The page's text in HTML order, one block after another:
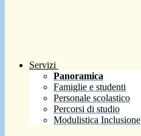
Servizi
Panoramica
Famiglie e studenti
Personale scolastico
Percorsi di studio
Modulistica Inclusione